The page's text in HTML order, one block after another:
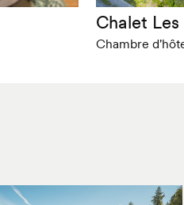
Chalet Les
Chambre